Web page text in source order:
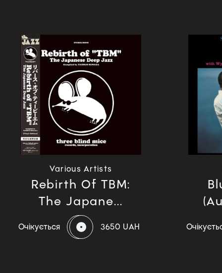
Various Artists
Rebirth Of TBM:
The Japane...
Очікується 3650 UAH